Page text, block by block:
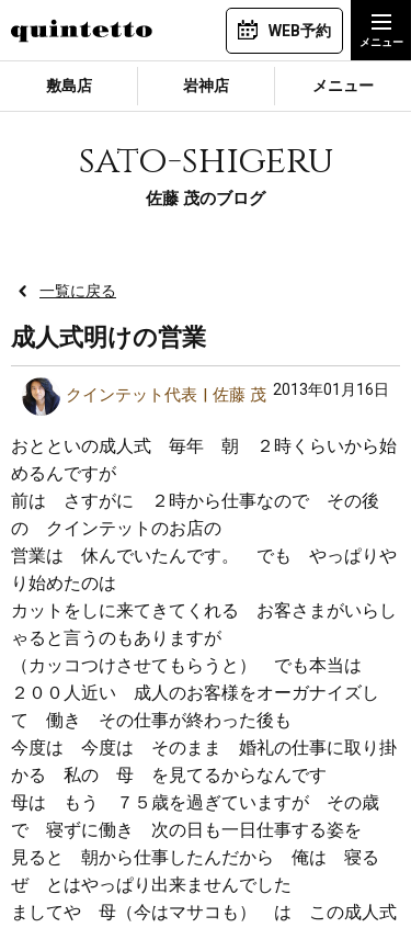
WEB予約
敷島店 岩神店 メニュー
sato-shigeru
佐藤 茂のブログ
一覧に戻る
成人式明けの営業
クインテット代表 佐藤 茂 2013年01月16日
おとといの成人式 毎年 朝 ２時くらいから始
めるんですが
前は さすがに ２時から仕事なので その後
の クインテットのお店の
営業は 休んでいたんです。 でも やっぱりや
り始めたのは
カットをしに来てきてくれる お客さまがいらし
ゃると言うのもありますが
（カッコつけさせてもらうと） でも本当は
２００人近い 成人のお客様をオーガナイズし
て 働き その仕事が終わった後も
今度は 今度は そのまま 婚礼の仕事に取り掛
かる 私の 母 を見てるからなんです
母は もう ７５歳を過ぎていますが その歳
で 寝ずに働き 次の日も一日仕事する姿を
見ると 朝から仕事したんだから 俺は 寝る
ぜ とはやっぱり出来ませんでした
ましてや 母（今はマサコも） は この成人式